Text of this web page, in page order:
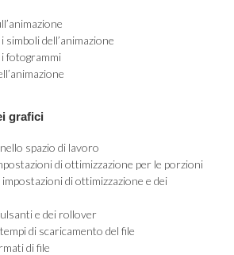
simboli dell’animazione
fotogrammi
grafici
spazio di lavoro
di ottimizzazione per le porzioni
di ottimizzazione e dei
e dei rollover
di scaricamento del file
di file